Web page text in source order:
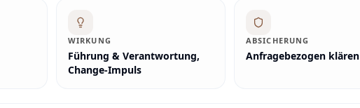
WIRKUNG
Führung & Verantwortung,
Change-Impuls
ABSICHERUNG
Anfragebezogen klären